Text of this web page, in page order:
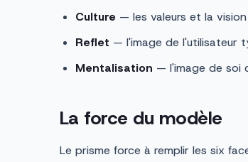
Culture — les valeurs et la
Reflet — l'image de l'utilisateur
Mentalisation — l'image de soi
La force du modèle
Le prisme force à remplir les six